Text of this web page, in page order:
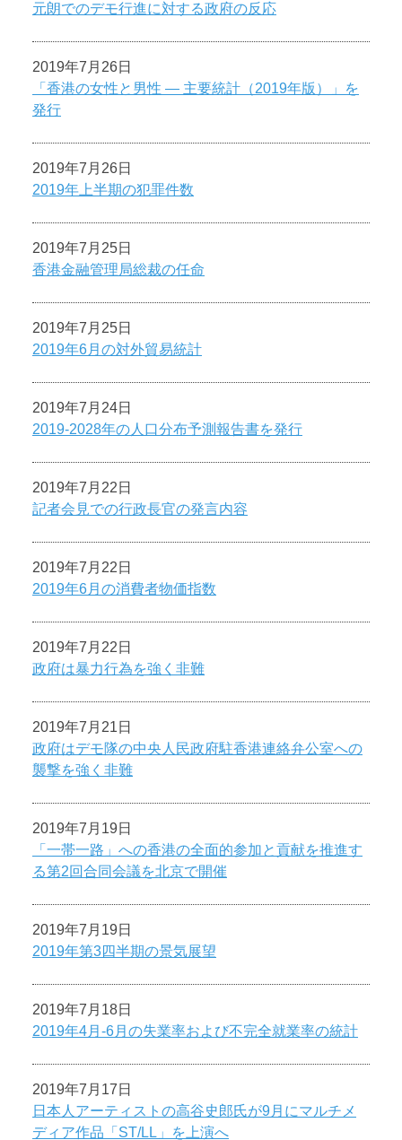
元朗でのデモ行進に対する政府の反応
2019年7月26日
「香港の女性と男性 ― 主要統計（2019年版）」を
発行
2019年7月26日
2019年上半期の犯罪件数
2019年7月25日
香港金融管理局総裁の任命
2019年7月25日
2019年6月の対外貿易統計
2019年7月24日
2019-2028年の人口分布予測報告書を発行
2019年7月22日
記者会見での行政長官の発言内容
2019年7月22日
2019年6月の消費者物価指数
2019年7月22日
政府は暴力行為を強く非難
2019年7月21日
政府はデモ隊の中央人民政府駐香港連絡弁公室への
襲撃を強く非難
2019年7月19日
「一帯一路」への香港の全面的参加と貢献を推進す
る第2回合同会議を北京で開催
2019年7月19日
2019年第3四半期の景気展望
2019年7月18日
2019年4月-6月の失業率および不完全就業率の統計
2019年7月17日
日本人アーティストの高谷史郎氏が9月にマルチメ
ディア作品「ST/LL」を上演へ